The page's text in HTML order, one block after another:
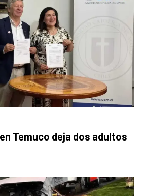
Temuco deja dos adultos